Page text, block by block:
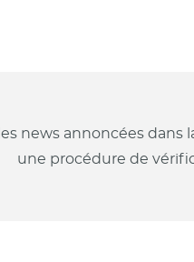
news annoncées
une procédure de